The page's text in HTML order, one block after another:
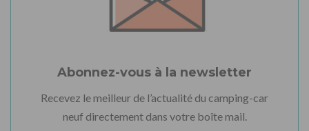
Abonnez-vous à la newsletter
Recevez le meilleur de l’actualité du camping-car
neuf directement dans votre boîte mail.